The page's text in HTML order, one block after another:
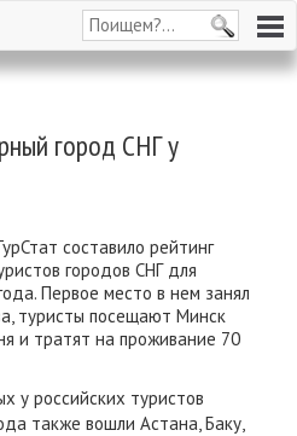
город СНГ у
составило рейтинг
городов СНГ для
Первое место в нем занял
туристы посещают Минск
и тратят на проживание 70
у российских туристов
также вошли Астана, Баку,